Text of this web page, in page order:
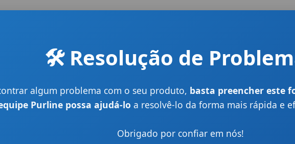
🛠️ Resolução de
algum problema com o seu produto, basta preencher este
Purline possa ajudá-lo a resolvê-lo da forma mais rápida e
Obrigado por confiar em nós!